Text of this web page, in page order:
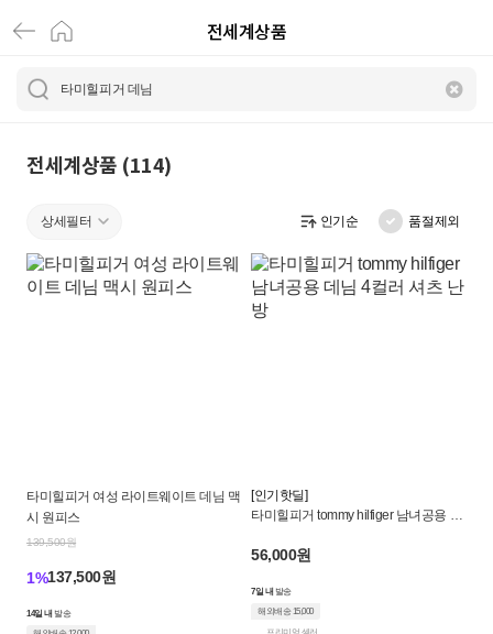
타
미
피
님
품
크
전세계상품
전세계상품 (114)
상세필터 인기순 품절제외
타미힐피거 여성 라이트웨이트 데님 맥
시 원피스
139,500원
1%137,500원
14일 내 발송
[인기핫딜]
타미힐피거 tommy hilfiger 남녀공용 데
56,000원
7일 내 발송
해외배송 15,000